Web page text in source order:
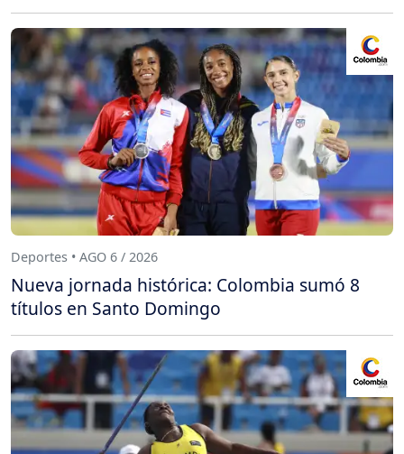
Deportes • AGO 6 / 2026
Nueva jornada histórica: Colombia sumó 8
títulos en Santo Domingo